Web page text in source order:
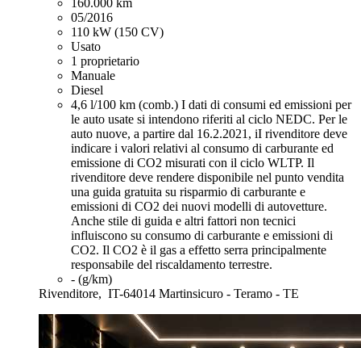
160.000 km
05/2016
110 kW (150 CV)
Usato
1 proprietario
Manuale
Diesel
4,6 l/100 km (comb.) I dati di consumi ed emissioni per
le auto usate si intendono riferiti al ciclo NEDC. Per le
auto nuove, a partire dal 16.2.2021, iI rivenditore deve
indicare i valori relativi al consumo di carburante ed
emissione di CO2 misurati con il ciclo WLTP. Il
rivenditore deve rendere disponibile nel punto vendita
una guida gratuita su risparmio di carburante e
emissioni di CO2 dei nuovi modelli di autovetture.
Anche stile di guida e altri fattori non tecnici
influiscono su consumo di carburante e emissioni di
CO2. Il CO2 è il gas a effetto serra principalmente
responsabile del riscaldamento terrestre.
- (g/km)
Rivenditore, IT-64014 Martinsicuro - Teramo - TE